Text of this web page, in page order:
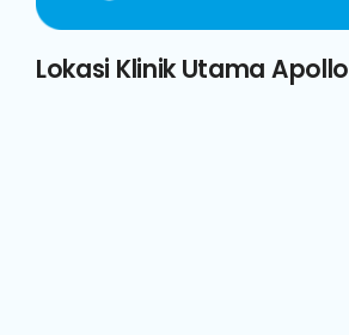
Lokasi Klinik Utama Apollo